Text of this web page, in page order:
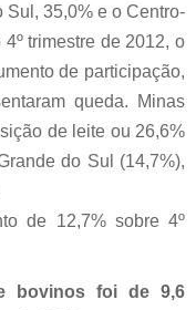
Sul, 35,0% e o Centro-
trimestre de 2012, o
de participação,
queda. Minas
de leite ou 26,6%
do Sul (14,7%),
de 12,7% sobre 4º
bovinos foi de 9,6